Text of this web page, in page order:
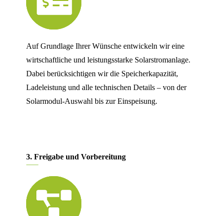
Auf Grundlage Ihrer Wünsche entwickeln wir eine
wirtschaftliche und leistungsstarke Solarstromanlage.
Dabei berücksichtigen wir die Speicherkapazität,
Ladeleistung und alle technischen Details – von der
Solarmodul-Auswahl bis zur Einspeisung.
3. Freigabe und Vorbereitung